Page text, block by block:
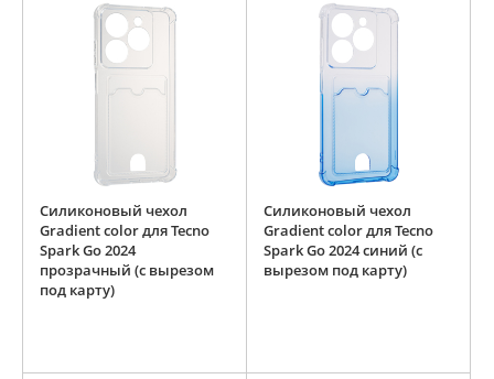
Силиконовый чехол
Gradient color для Tecno
Spark Go 2024
прозрачный (с вырезом
под карту)
Силиконовый чехол
Gradient color для Tecno
Spark Go 2024 синий (с
вырезом под карту)